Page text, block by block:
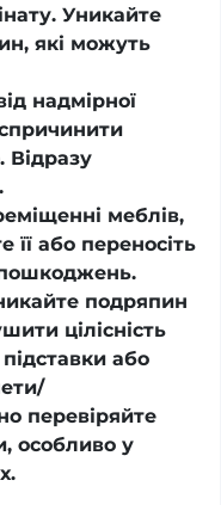
Уникайте
які можуть
надмірної
Відразу
меблів,
або переносіть
подряпин
цілісність
або
перевіряйте
особливо у